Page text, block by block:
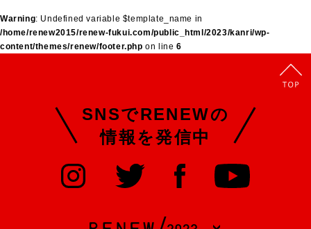
Warning: Undefined variable $template_name in
/home/renew2015/renew-fukui.com/public_html/2023/kanri/wp-
content/themes/renew/footer.php on line 6
SNSでRENEWの
情報を発信中